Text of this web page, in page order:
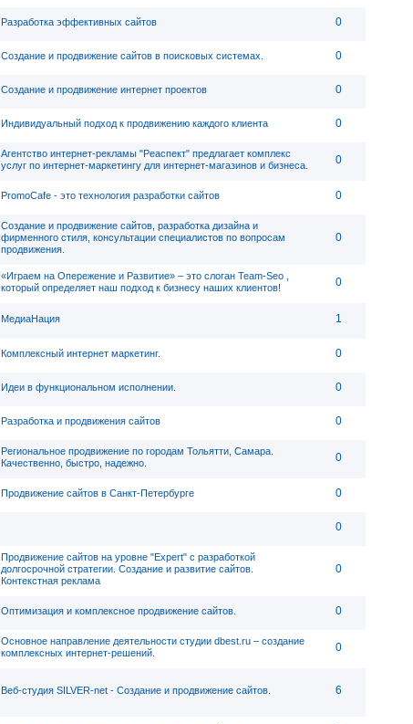
Разработка эффективных сайтов 0
Создание и продвижение сайтов в поисковых системах. 0
Создание и продвижение интернет проектов 0
Индивидуальный подход к продвижению каждого клиента 0
Агентство интернет-рекламы "Реаспект" предлагает комплекс
услуг по интернет-маркетингу для интернет-магазинов и бизнеса.
0
PromoCafe - это технология разработки сайтов 0
Создание и продвижение сайтов, разработка дизайна и
фирменного стиля, консультации специалистов по вопросам
продвижения.
0
«Играем на Опережение и Развитие» – это слоган Team-Seo ,
который определяет наш подход к бизнесу наших клиентов!
0
МедиаНация 1
Комплексный интернет маркетинг. 0
Идеи в функциональном исполнении. 0
Разработка и продвижения сайтов 0
Региональное продвижение по городам Тольятти, Самара.
Качественно, быстро, надежно.
0
Продвижение сайтов в Санкт-Петербурге 0
0
Продвижение сайтов на уровне "Expert" с разработкой
долгосрочной стратегии. Создание и развитие сайтов.
Контекстная реклама
0
Оптимизация и комплексное продвижение сайтов. 0
Основное направление деятельности студии dbest.ru – создание
комплексных интернет-решений.
0
Веб-студия SILVER-net - Создание и продвижение сайтов. 6